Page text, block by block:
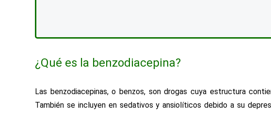
¿Qué es la benzodiacepina?
Las benzodiacepinas, o benzos, son drogas cuya estructura
También se incluyen en sedativos y ansiolíticos debido a su